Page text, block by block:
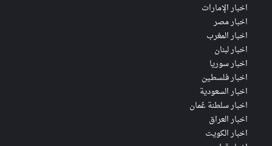
اخبار الإمارات
اخبار مصر
اخبار المغرب
اخبار لبنان
اخبار سوريا
اخبار فلسطين
اخبار السعودية
اخبار سلطنة عُمان
اخبار العراق
اخبار الكويت